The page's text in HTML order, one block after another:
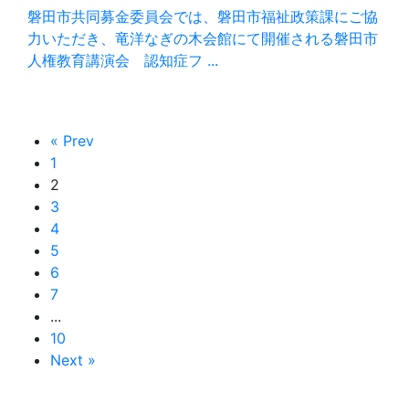
磐田市共同募金委員会では、磐田市福祉政策課にご協
力いただき、竜洋なぎの木会館にて開催される磐田市
人権教育講演会 認知症フ ...
« Prev
1
2
3
4
5
6
7
...
10
Next »